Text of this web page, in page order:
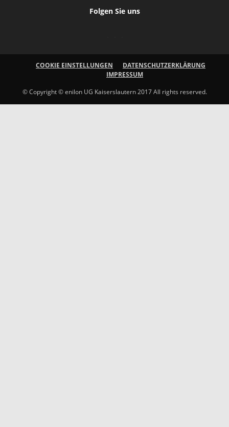
Folgen Sie uns
COOKIE EINSTELLUNGEN
DATENSCHUTZERKLÄRUNG
IMPRESSUM
© Copyright © enilon UG Kaiserslautern 2017 All rights reserved.